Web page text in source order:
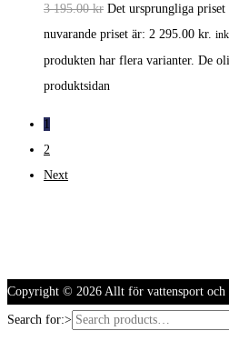
3 195.00kr Det ursprungliga priset
nuvarande priset är: 2 295.00 kr.
produkten har flera varianter. De
produktsidan
1
2
Next
Copyright © 2026 Allt för vattensport och
Search for:>